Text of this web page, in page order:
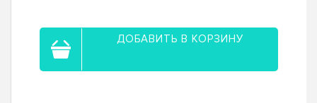
ДОБАВИТЬ В КОРЗИНУ